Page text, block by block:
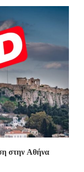
στην Αθήνα